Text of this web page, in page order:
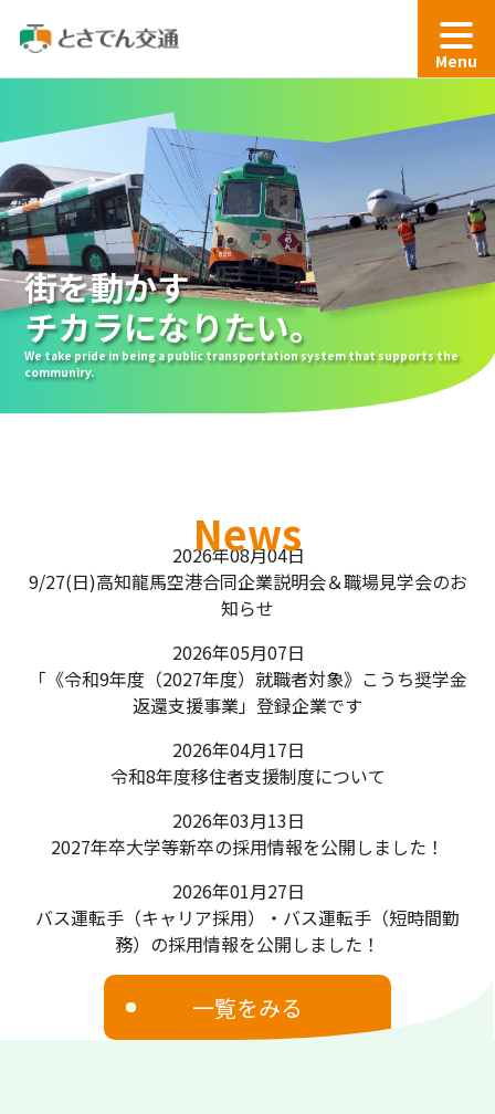
Menu
街を動かす
チカラになりたい。
We take pride in being a public transportation system that supports the
communiry.
News
2026年08月04日
9/27(日)高知龍馬空港合同企業説明会＆職場見学会のお
知らせ
2026年05月07日
「《令和9年度（2027年度）就職者対象》こうち奨学金
返還支援事業」登録企業です
2026年04月17日
令和8年度移住者支援制度について
2026年03月13日
2027年卒大学等新卒の採用情報を公開しました！
2026年01月27日
バス運転手（キャリア採用）・バス運転手（短時間勤
務）の採用情報を公開しました！
一覧をみる